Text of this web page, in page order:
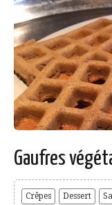
Gaufres
Crêpes Dessert